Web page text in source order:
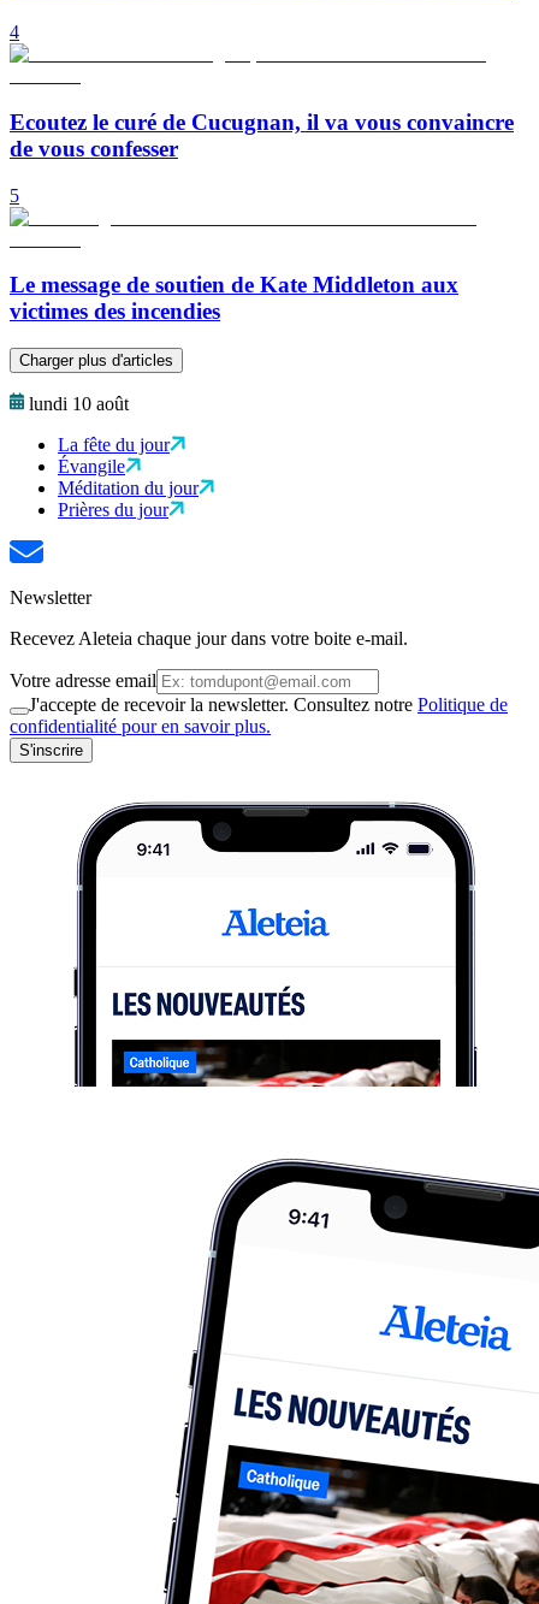
4
Ecoutez le curé de Cucugnan, il va vous convaincre
de vous confesser
5
Le message de soutien de Kate Middleton aux
victimes des incendies
Charger plus d'articles
lundi 10 août
La fête du jour
Évangile
Méditation du jour
Prières du jour
Newsletter
Recevez Aleteia chaque jour dans votre boite e-mail.
Votre adresse email
J'accepte de recevoir la newsletter. Consultez notre Politique de
confidentialité pour en savoir plus.
S'inscrire